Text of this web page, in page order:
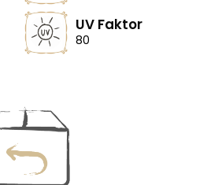
UV Faktor
80